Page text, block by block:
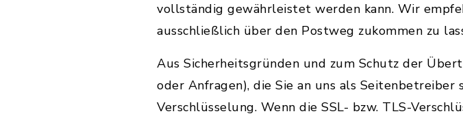
vollständig gewährleistet werden kann. Wir
ausschließlich über den Postweg zukommen zu
Aus Sicherheitsgründen und zum Schutz der
oder Anfragen), die Sie an uns als Seitenbetreiber
Verschlüsselung. Wenn die SSL- bzw. TLS-